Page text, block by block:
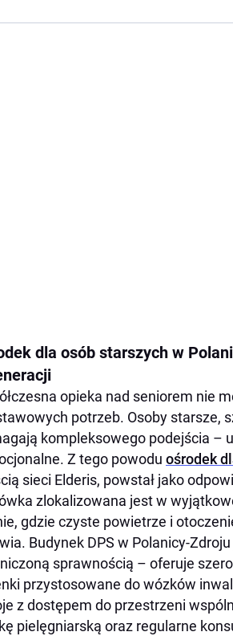
dla osób starszych w
opieka nad seniorem nie
potrzeb. Osoby starsze,
kompleksowego podejścia –
Z tego powodu ośrodek
sieci Elderis, powstał jako
zlokalizowana jest w
gdzie czyste powietrze i
Budynek DPS w Polanicy-
sprawnością – oferuje
przystosowane do wózków
z dostępem do przestrzeni
pielęgniarską oraz regularne